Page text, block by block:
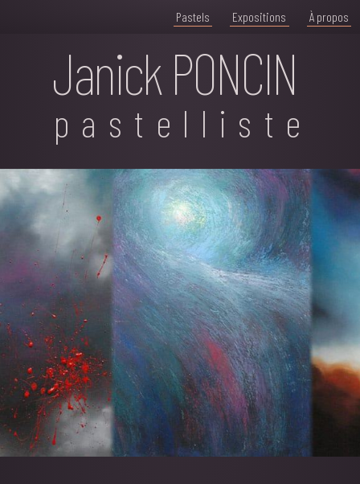
Pastels Expositions À propos
Janick PONCIN
pastelliste